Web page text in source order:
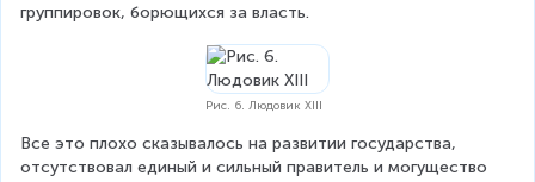
группировок, борющихся за власть.
Рис. 6. Людовик XIII
Все это плохо сказывалось на развитии государства,
отсутствовал единый и сильный правитель и могущество